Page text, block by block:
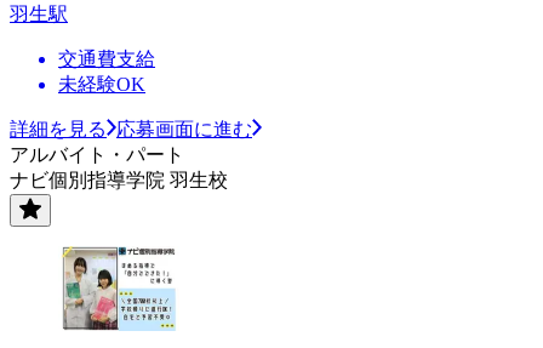
羽生駅
交通費支給
未経験OK
詳細を見る
応募画面に進む
アルバイト・パート
ナビ個別指導学院 羽生校